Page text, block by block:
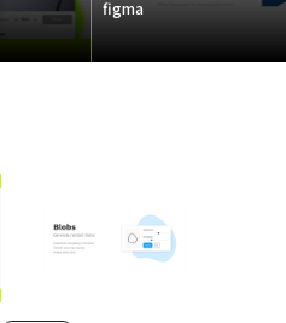
figma